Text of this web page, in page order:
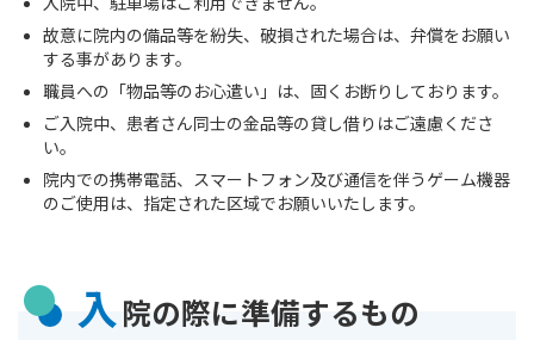
故意に院内の備品等を紛失、破損された場合は、弁償をお願い
する事があります。
職員への「物品等のお心遣い」は、固くお断りしております。
ご入院中、患者さん同士の金品等の貸し借りはご遠慮くださ
い。
院内での携帯電話、スマートフォン及び通信を伴うゲーム機器
のご使用は、指定された区域でお願いいたします。
入 院の際に準備するもの